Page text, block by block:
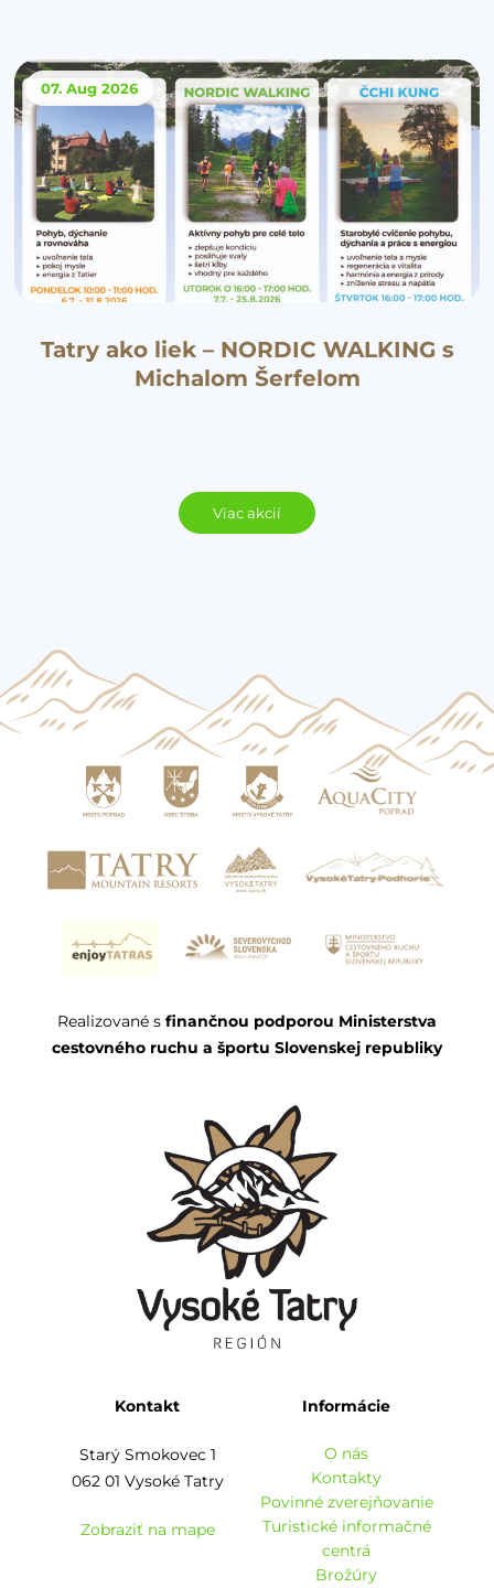
07. Aug 2026
Tatry ako liek – NORDIC WALKING s
Michalom Šerfelom
Viac akcií
Realizované s finančnou podporou Ministerstva
cestovného ruchu a športu Slovenskej republiky
Kontakt
Starý Smokovec 1
062 01 Vysoké Tatry
Zobraziť na mape
Informácie
O nás
Kontakty
Povinné zverejňovanie
Turistické informačné
centrá
Brožúry